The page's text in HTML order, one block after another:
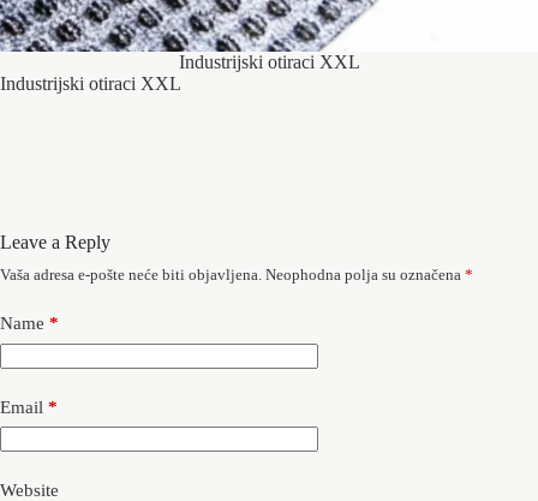
Industrijski otiraci XXL
Industrijski otiraci XXL
Leave a Reply
Vaša adresa e-pošte neće biti objavljena. Neophodna polja su označena *
Name *
Email *
Website